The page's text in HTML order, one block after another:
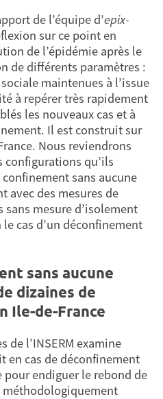
de l’équipe d’epix-
sur ce point en
de l’épidémie après le
de différents paramètres :
maintenues à l’issue
à repérer très rapidement
les nouveaux cas et à
Il est construit sur
Nous reviendrons
qu’ils
sans aucune
avec des mesures de
mesure d’isolement
cas d’un déconfinement
sans aucune
dizaines de
Ile-de-France
de l’INSERM examine
en cas de déconfinement
pour endiguer le rebond de
méthodologiquement